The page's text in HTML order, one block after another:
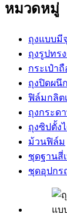
หมวดหมู่
ถุงแบบมี
ถุงรูปทร
กระเป๋าถื
ถุงปิดผนึ
ฟิล์มกลิต
ถุงกระด
ถุงซิปตั้ง
ม้วนฟิล์ม
ชุดฐานสี่
ชุดอุปกร